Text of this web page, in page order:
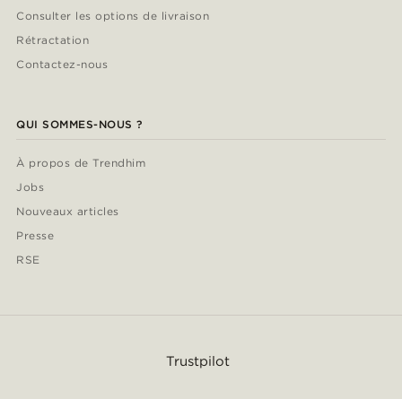
Consulter les options de livraison
Rétractation
Contactez-nous
QUI SOMMES-NOUS ?
À propos de Trendhim
Jobs
Nouveaux articles
Presse
RSE
Trustpilot